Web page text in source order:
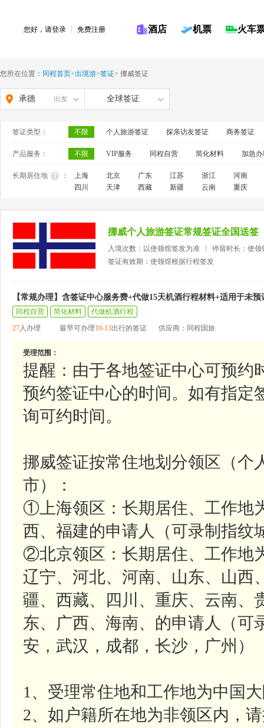
您好，请登录 免费注册 酒店 机票 火车
您所在位置： 同程首页>出境游>签证> 挪威签证
承德 出发 全球签证
签证类型： 不限 个人旅游签证 探亲访友签证 商务签证
产品服务： 不限 VIP服务 同程自营 简化材料 加急
长期居住地 ： 上海 北京 广东 江苏 浙江
河南
四川
天津 西藏 新疆 云南 重庆
挪威个人旅游签证常规签证全国送签
入境次数：以使领馆签发为准
停留时长：使领
签证有效期：使领馆根据行程签发
【常规办理】含签证中心服务费+代做15天机酒行程材料+适用于未
同程自营 简化材料
代做机酒行程
27人办理 最早可办理10-13出行的签证 供应商：同程国旅
受理范围：
提醒：由于各地签证中心可预约
预约签证中心的时间。如有指定
询可约时间。
挪威签证按常住地划分领区（个
市）：
①上海领区：长期居住、工作地
西、福建的申请人（可录制指纹
②北京领区：长期居住、工作地
辽宁、河北、河南、山东、山西
疆、西藏、四川、重庆、云南、
东、广西、海南、的申请人（可
安，武汉，成都，长沙，广州）
1、受理常住地和工作地为中国
2、如户籍所在地为非领区内，